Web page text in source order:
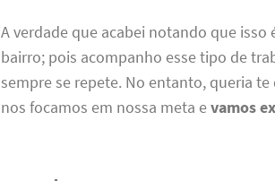
A verdade que acabei notando que
bairro; pois acompanho esse tipo de
sempre se repete. No entanto, queria
nos focamos em nossa meta evamos